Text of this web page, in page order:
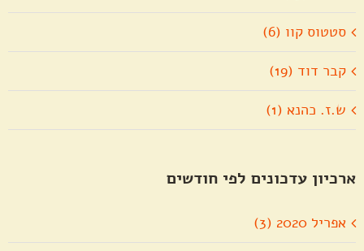
סטטוס קוו (6)
קבר דוד (19)
ש.ז. כהנא (1)
ארכיון עדכונים לפי חודשים
אפריל 2020 (3)